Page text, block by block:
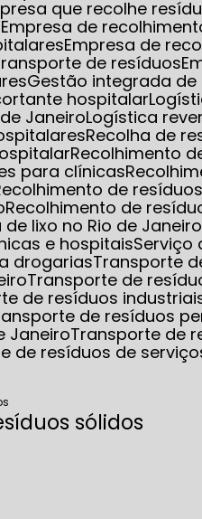
que recolhe
Empresa de
Empresa de
de resíduos
Gestão integrada
hospitalar
Janeiro Logística
Recolha de
Recolhimento
para clínicas
Recolhimento de resíduos
Recolhimento de
de lixo no Rio de Janeiro
e hospitais
drogarias Transporte
Transporte de
de resíduos
de resíduos
Janeiro Transporte de
de resíduos de
sólidos